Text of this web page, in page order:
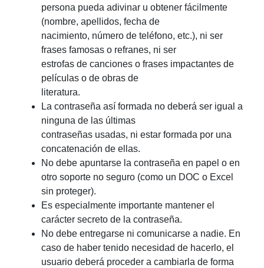
persona pueda adivinar u obtener fácilmente
(nombre, apellidos, fecha de
nacimiento, número de teléfono, etc.), ni ser
frases famosas o refranes, ni ser
estrofas de canciones o frases impactantes de
películas o de obras de
literatura.
La contraseña así formada no deberá ser igual a
ninguna de las últimas
contraseñas usadas, ni estar formada por una
concatenación de ellas.
No debe apuntarse la contraseña en papel o en
otro soporte no seguro (como un DOC o Excel
sin proteger).
Es especialmente importante mantener el
carácter secreto de la contraseña.
No debe entregarse ni comunicarse a nadie. En
caso de haber tenido necesidad de hacerlo, el
usuario deberá proceder a cambiarla de forma